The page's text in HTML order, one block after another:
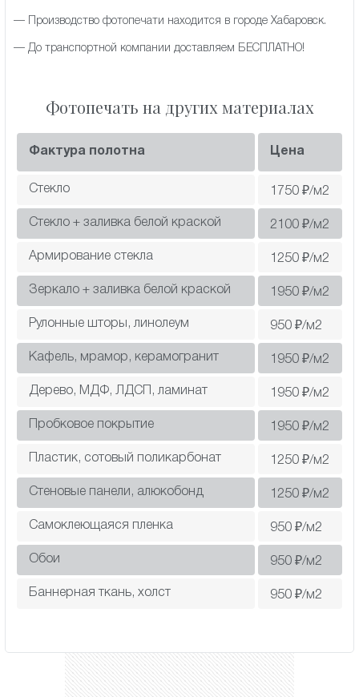
— Производство фотопечати находится в городе Хабаровск.
— До транспортной компании доставляем БЕСПЛАТНО!
Фотопечать на других материалах
Фактура полотна Цена
Стекло 1750 ₽/м2
Стекло + заливка белой краской 2100 ₽/м2
Армирование стекла 1250 ₽/м2
Зеркало + заливка белой краской 1950 ₽/м2
Рулонные шторы, линолеум 950 ₽/м2
Кафель, мрамор, керамогранит 1950 ₽/м2
Дерево, МДФ, ЛДСП, ламинат 1950 ₽/м2
Пробковое покрытие 1950 ₽/м2
Пластик, сотовый поликарбонат 1250 ₽/м2
Cтеновые панели, алюкобонд 1250 ₽/м2
Самоклеющаяся пленка 950 ₽/м2
Обои 950 ₽/м2
Баннерная ткань, холст 950 ₽/м2